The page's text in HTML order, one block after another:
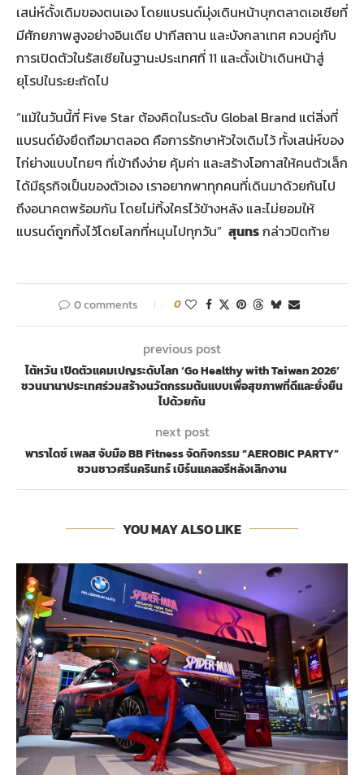
เสน่ห์ดั้งเดิมของตนเอง โดยแบรนด์มุ่งเดินหน้าบุกตลาดเอเชียที่
มีศักยภาพสูงอย่างอินเดีย ปากีสถาน และบังกลาเทศ ควบคู่กับ
การเปิดตัวในรัสเซียในฐานะประเทศที่ 11 และตั้งเป้าเดินหน้าสู่
ยุโรปในระยะถัดไป
“แม้ในวันนี้ที่ Five Star ต้องคิดในระดับ Global Brand แต่สิ่งที่
แบรนด์ยังยึดถือมาตลอด คือการรักษาหัวใจเดิมไว้ ทั้งเสน่ห์ของ
ไก่ย่างแบบไทยๆ ที่เข้าถึงง่าย คุ้มค่า และสร้างโอกาสให้คนตัวเล็ก
ได้มีธุรกิจเป็นของตัวเอง เราอยากพาทุกคนที่เดินมาด้วยกันไป
ถึงอนาคตพร้อมกัน โดยไม่ทิ้งใครไว้ข้างหลัง และไม่ยอมให้
แบรนด์ถูกทิ้งไว้โดยโลกที่หมุนไปทุกวัน” สุนทรกล่าวปิดท้าย
0 comments 0
previous post
ไต้หวัน เปิดตัวแคมเปญระดับโลก ‘Go Healthy with Taiwan 2026’
ชวนนานาประเทศร่วมสร้างนวัตกรรมต้นแบบเพื่อสุขภาพที่ดีและยั่งยืน
ไปด้วยกัน
next post
พาราไดซ์ เพลส จับมือ BB Fitness จัดกิจกรรม “AEROBIC PARTY”
ชวนชาวศรีนครินทร์ เบิร์นแคลอรีหลังเลิกงาน
YOU MAY ALSO LIKE